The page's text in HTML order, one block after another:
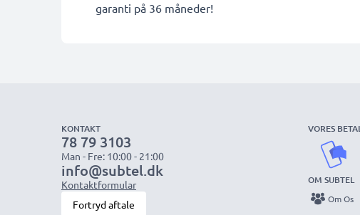
garanti på 36 måneder!
KONTAKT
78 79 3103
Man - Fre: 10:00 - 21:00
info@subtel.dk
Kontaktformular
Fortryd aftale
VORES
OM SUBTEL
Om Os